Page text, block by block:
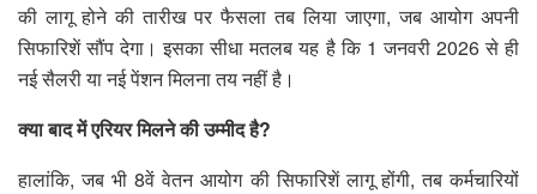
की लागू होने की तारीख पर फैसला तब लिया जाएगा, जब आयोग अपनी
सिफारिशें सौंप देगा। इसका सीधा मतलब यह है कि 1 जनवरी 2026 से ही
नई सैलरी या नई पेंशन मिलना तय नहीं है।
क्या बाद में एरियर मिलने की उम्मीद है?
हालांकि, जब भी 8वें वेतन आयोग की सिफारिशें लागू होंगी, तब कर्मचारियों